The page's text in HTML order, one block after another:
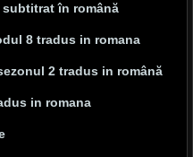
în română
8 tradus in romana
2 tradus in română
in romana